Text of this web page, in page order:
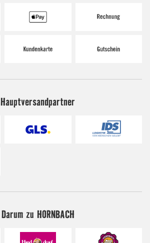
Hauptversandpartner
Darum zu HORNBACH